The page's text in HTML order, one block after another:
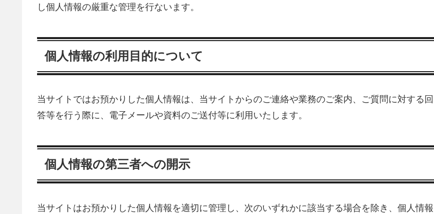
し個人情報の厳重な管理を行ないます。
個人情報の利用目的について
当サイトではお預かりした個人情報は、当サイトからのご連絡や業務のご案内、ご質問に対する回
答等を行う際に、電子メールや資料のご送付等に利用いたします。
個人情報の第三者への開示
当サイトはお預かりした個人情報を適切に管理し、次のいずれかに該当する場合を除き、個人情報